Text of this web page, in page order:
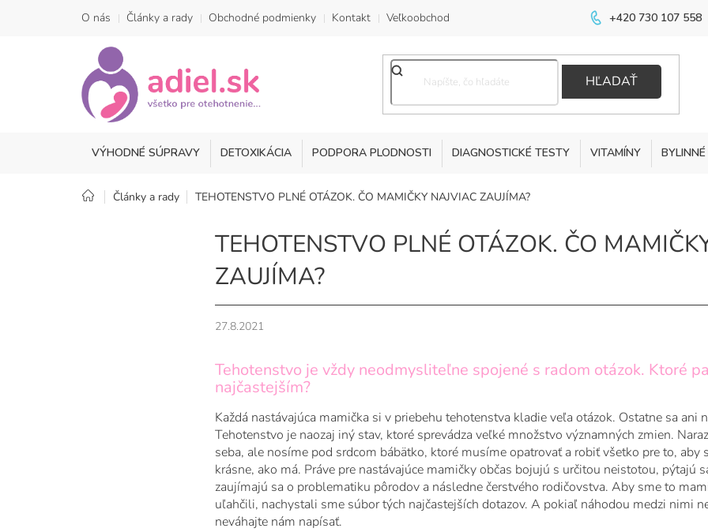
+420 730 107 558
O nás Články a rady Obchodné podmienky Kontakt Veľkoobchod
HĽADAŤ
VÝHODNÉ SÚPRAVY DETOXIKÁCIA PODPORA PLODNOSTI DIAGNOSTICKÉ TESTY VITAMÍNY BYLINNÉ
Domov
Články a rady TEHOTENSTVO PLNÉ OTÁZOK. ČO MAMIČKY NAJVIAC ZAUJÍMA?
TEHOTENSTVO PLNÉ OTÁZOK. ČO
ZAUJÍMA?
27.8.2021
Tehotenstvo je vždy neodmysliteľne spojené s radom otázok. Ktoré
najčastejším?
Každá nastávajúca mamička si v priebehu tehotenstva kladie veľa otázok. Ostatne sa ani
Tehotenstvo je naozaj iný stav, ktoré sprevádza veľké množstvo významných zmien.
seba, ale nosíme pod srdcom bábätko, ktoré musíme opatrovať a robiť všetko pre to, aby
krásne, ako má. Práve pre nastávajúce mamičky občas bojujú s určitou neistotou, pýtajú
zaujímajú sa o problematiku pôrodov a následne čerstvého rodičovstva. Aby sme to
uľahčili, nachystali sme súbor tých najčastejších dotazov. A pokiaľ náhodou medzi nimi
neváhajte nám napísať.